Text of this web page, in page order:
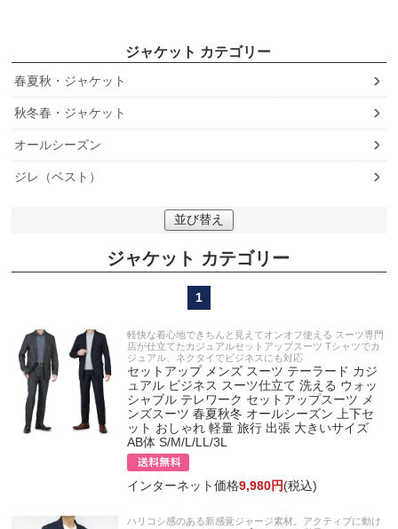
ジャケット
春夏秋・ジャケット
秋冬春・ジャケット
オールシーズン
ジレ（ベスト）
並び替え
ジャケット
1
軽快な着心地できちんと見えてオンオフ使える スーツ専門
店が仕立てたカジュアルセットアップスーツ Tシャツでカ
ジュアル、ネクタイでビジネスにも対応
セットアップ メンズ スーツ テーラード カジ
ュアル ビジネス スーツ仕立て 洗える ウォッ
シャブル テレワーク セットアップスーツ メ
ンズスーツ 春夏秋冬 オールシーズン 上下セ
ット おしゃれ 軽量 旅行 出張 大きいサイズ
AB体 S/M/L/LL/3L
インターネット価格9,980円(税込)
ハリコシ感のある新感覚ジャージ素材。アクティブに動け